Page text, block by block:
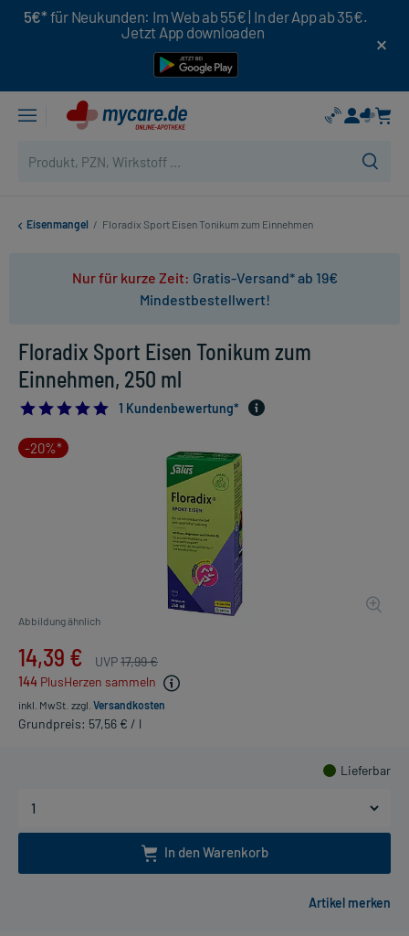
5€* für Neukunden: Im Web ab 55€ | In der App ab 35€.
Jetzt App downloaden
Eisenmangel / Floradix Sport Eisen Tonikum zum Einnehmen
Nur für kurze Zeit: Gratis-Versand* ab 19€
Mindestbestellwert!
Floradix Sport Eisen Tonikum zum
Einnehmen, 250 ml
5.01 Kundenbewertung*
-20%*
Abbildung ähnlich
14,39 € UVP17,99 €
144 PlusHerzen sammeln
inkl. MwSt. zzgl. Versandkosten
Grundpreis: 57,56 € / l
Lieferbar
In den Warenkorb